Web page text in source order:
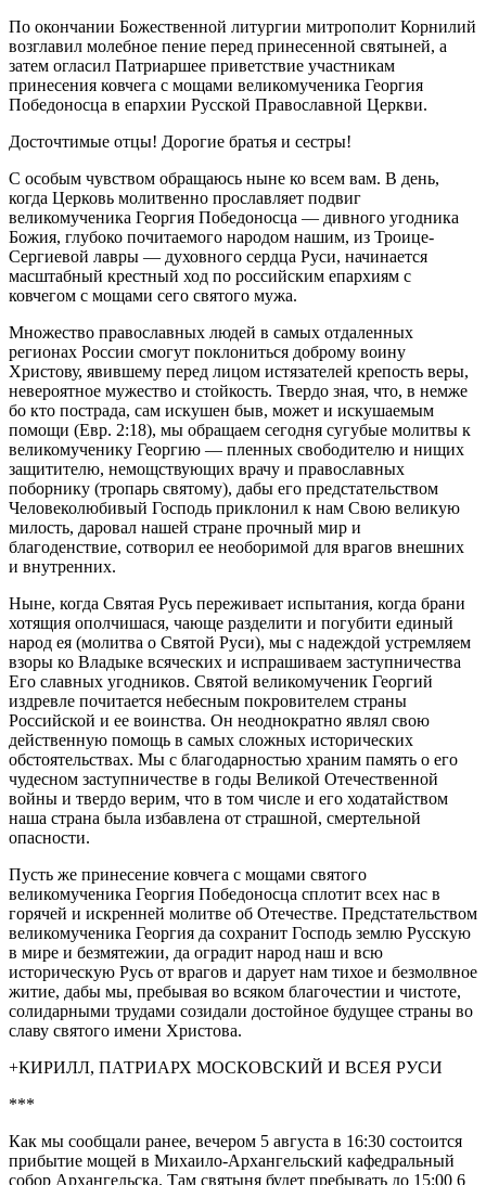
По окончании Божественной литургии митрополит Корнилий
возглавил молебное пение перед принесенной святыней, а
затем огласил Патриаршее приветствие участникам
принесения ковчега с мощами великомученика Георгия
Победоносца в епархии Русской Православной Церкви.
Досточтимые отцы! Дорогие братья и сестры!
С особым чувством обращаюсь ныне ко всем вам. В день,
когда Церковь молитвенно прославляет подвиг
великомученика Георгия Победоносца — дивного угодника
Божия, глубоко почитаемого народом нашим, из Троице-
Сергиевой лавры — духовного сердца Руси, начинается
масштабный крестный ход по российским епархиям с
ковчегом с мощами сего святого мужа.
Множество православных людей в самых отдаленных
регионах России смогут поклониться доброму воину
Христову, явившему перед лицом истязателей крепость веры,
невероятное мужество и стойкость. Твердо зная, что, в немже
бо кто пострада, сам искушен быв, может и искушаемым
помощи (Евр. 2:18), мы обращаем сегодня сугубые молитвы к
великомученику Георгию — пленных свободителю и нищих
защитителю, немощствующих врачу и православных
поборнику (тропарь святому), дабы его предстательством
Человеколюбивый Господь приклонил к нам Свою великую
милость, даровал нашей стране прочный мир и
благоденствие, сотворил ее необоримой для врагов внешних
и внутренних.
Ныне, когда Святая Русь переживает испытания, когда брани
хотящия ополчишася, чающе разделити и погубити единый
народ ея (молитва о Святой Руси), мы с надеждой устремляем
взоры ко Владыке всяческих и испрашиваем заступничества
Его славных угодников. Святой великомученик Георгий
издревле почитается небесным покровителем страны
Российской и ее воинства. Он неоднократно являл свою
действенную помощь в самых сложных исторических
обстоятельствах. Мы с благодарностью храним память о его
чудесном заступничестве в годы Великой Отечественной
войны и твердо верим, что в том числе и его ходатайством
наша страна была избавлена от страшной, смертельной
опасности.
Пусть же принесение ковчега с мощами святого
великомученика Георгия Победоносца сплотит всех нас в
горячей и искренней молитве об Отечестве. Предстательством
великомученика Георгия да сохранит Господь землю Русскую
в мире и безмятежии, да оградит народ наш и всю
историческую Русь от врагов и дарует нам тихое и безмолвное
житие, дабы мы, пребывая во всяком благочестии и чистоте,
солидарными трудами созидали достойное будущее страны во
славу святого имени Христова.
+КИРИЛЛ, ПАТРИАРХ МОСКОВСКИЙ И ВСЕЯ РУСИ
***
Как мы сообщали ранее, вечером 5 августа в 16:30 состоится
прибытие мощей в Михаило-Архангельский кафедральный
собор Архангельска. Там святыня будет пребывать до 15:00 6